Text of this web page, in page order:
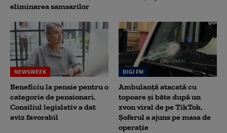
eliminarea samsarilor
NEWSWEEK
Beneficiu la pensie pentru o
categorie de pensionari.
Consiliul legislativ a dat
aviz favorabil
DIGI FM
Ambulanță atacată cu
topoare și bâte după un
zvon viral de pe TikTok.
Șoferul a ajuns pe masa de
operație